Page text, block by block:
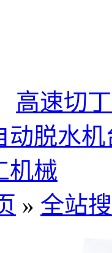
高速切
动脱水机
机械
» 全站